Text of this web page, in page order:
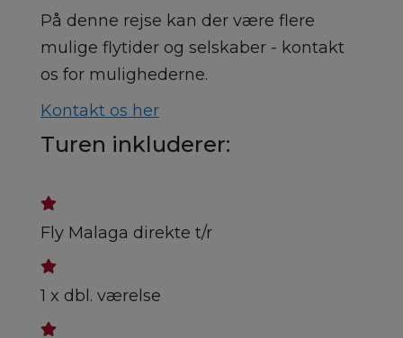
På denne rejse kan der være flere
mulige flytider og selskaber - kontakt
os for mulighederne.
Kontakt os her
Turen inkluderer:
Fly Malaga direkte t/r
1 x dbl. værelse